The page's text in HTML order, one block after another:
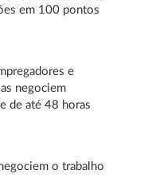
em 100 pontos
e
negociem
de até 48 horas
o trabalho